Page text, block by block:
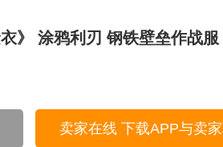
》 涂鸦利刃 钢铁壁垒作战
卖家在线 下载APP与卖